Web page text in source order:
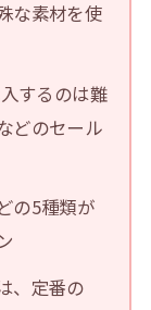
な素材を使
するのは難
どのセール
の5種類が
、定番の